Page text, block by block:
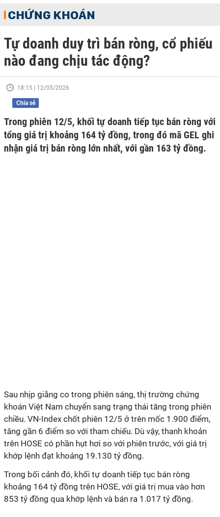
CHỨNG KHOÁN
Tự doanh duy trì bán ròng, cổ phiếu
nào đang chịu tác động?
18:15 | 12/05/2026
Chia sẻ
Trong phiên 12/5, khối tự doanh tiếp tục bán ròng với
tổng giá trị khoảng 164 tỷ đồng, trong đó mã GEL ghi
nhận giá trị bán ròng lớn nhất, với gần 163 tỷ đồng.
Sau nhịp giằng co trong phiên sáng, thị trường chứng
khoán Việt Nam chuyển sang trạng thái tăng trong phiên
chiều. VN-Index chốt phiên 12/5 ở trên mốc 1.900 điểm,
tăng gần 6 điểm so với tham chiếu. Dù vậy, thanh khoản
trên HOSE có phần hụt hơi so với phiên trước, với giá trị
khớp lệnh đạt khoảng 19.130 tỷ đồng.
Trong bối cảnh đó, khối tự doanh tiếp tục bán ròng
khoảng 164 tỷ đồng trên HOSE, với giá trị mua vào hơn
853 tỷ đồng qua khớp lệnh và bán ra 1.017 tỷ đồng.